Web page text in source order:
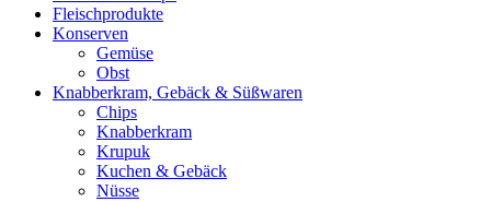
Fleischprodukte
Konserven
Gemüse
Obst
Knabberkram, Gebäck & Süßwaren
Chips
Knabberkram
Krupuk
Kuchen & Gebäck
Nüsse